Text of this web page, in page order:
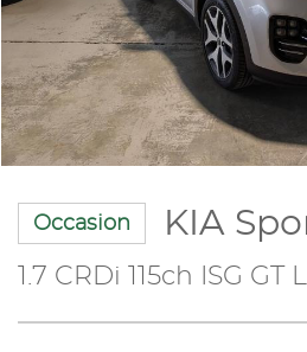
Occasion KIA
1.7 CRDi 115ch ISG GT